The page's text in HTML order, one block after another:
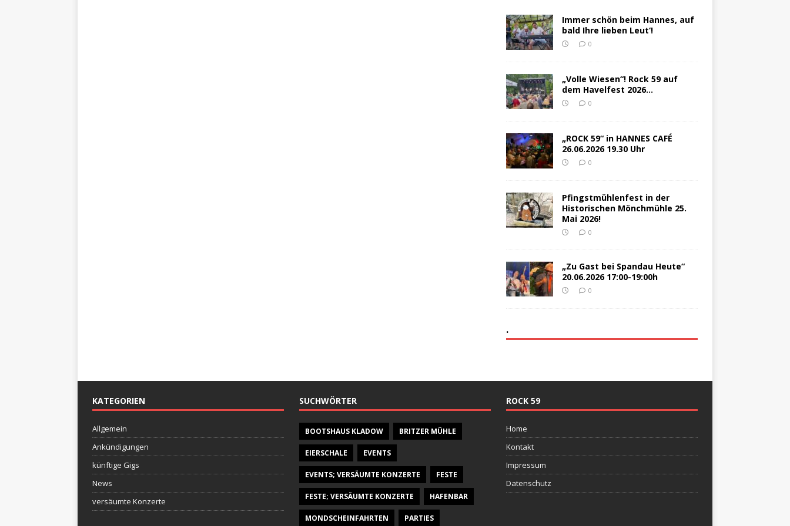
Immer schön beim Hannes, auf
bald Ihre lieben Leut‘!
0
„Volle Wiesen“! Rock 59 auf
dem Havelfest 2026…
0
„ROCK 59“ in HANNES CAFÉ
26.06.2026 19.30 Uhr
0
Pfingstmühlenfest in der
Historischen Mönchmühle 25.
Mai 2026!
0
„Zu Gast bei Spandau Heute“
20.06.2026 17:00-19:00h
0
.
KATEGORIEN
Allgemein
Ankündigungen
künftige Gigs
News
versäumte Konzerte
SUCHWÖRTER
BOOTSHAUS KLADOW BRITZER MÜHLE
EIERSCHALE EVENTS
EVENTS; VERSÄUMTE KONZERTE FESTE
FESTE; VERSÄUMTE KONZERTE HAFENBAR
MONDSCHEINFAHRTEN PARTIES
ROCK 59
Home
Kontakt
Impressum
Datenschutz